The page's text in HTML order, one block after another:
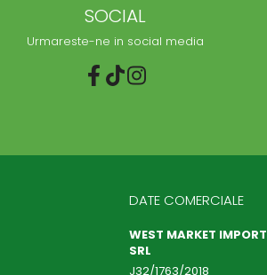
SOCIAL
Urmareste-ne in social media
DATE COMERCIALE
WEST MARKET IMPORT
SRL
J32/1763/2018